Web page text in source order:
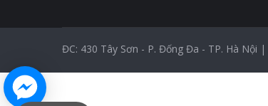
ĐC: 430 Tây Sơn - P. Đống Đa - TP. Hà Nội |